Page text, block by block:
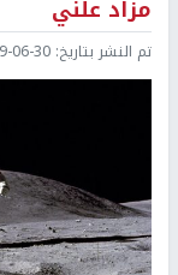
مزاد علني
تم النشر بتاريخ: 30 08:40